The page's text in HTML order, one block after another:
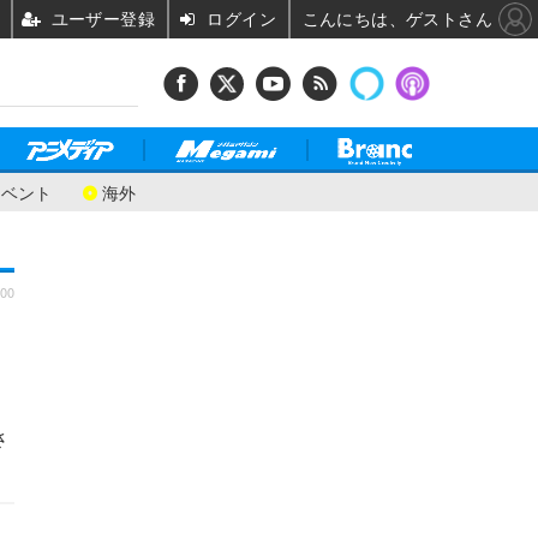
ント 海外
ユーザー登録 ログイン こんにちは、ゲストさん